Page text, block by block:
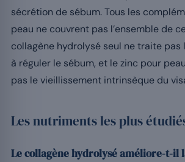
sécrétion de sébum. Tous les
peau ne couvrent pas l’ensemble de
collagène hydrolysé seul ne traite pas
à réguler le sébum, et le zinc pour
pas le vieillissement intrinsèque du
Les nutriments les plus
Le collagène hydrolysé améliore-t-il